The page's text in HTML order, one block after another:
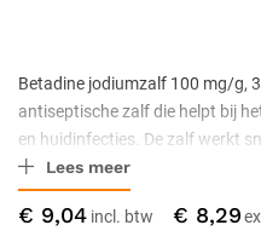
€ 9,04 € 8,29
Betadine jodiumzalf 100 mg/g,
antiseptische zalf die helpt bij
en huidinfecties. De zalf werkt
schimmels en virussen,
wordt ondersteund.
Lees meer